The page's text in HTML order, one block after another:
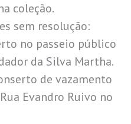
coleção.
sem resolução:
no passeio público
da Silva Martha.
de vazamento
Evandro Ruivo no